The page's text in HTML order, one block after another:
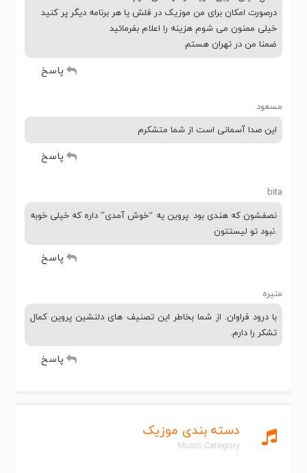
دسته بندی موزیک
Music Category
درصورت امکان برای من موزیک در فلش یا هر برنامه دیگر پر کنید
خیلی ممنون می شوم هزینه را اعلام بفرمائید
ضمنا من در تهران هستم
پاسخ
مسعود
این صدا آسمانی است از شما متشکرم
پاسخ
bita
نصفشون که هندی بود .پروین یه “خوش آمدی” داره که خیلی خوبه
.نبود تو لیستتون
پاسخ
منیره
با درود فراوان. از شما بخاطر این تصنیف های دلنشین پروین کمال
تشکر را دارم.
پاسخ